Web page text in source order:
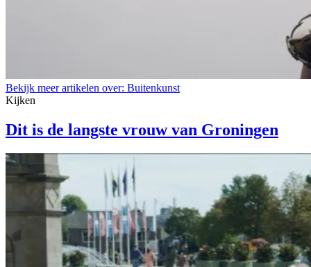
Bekijk meer artikelen over: Buitenkunst
Kijken
Dit is de langste vrouw van Groningen